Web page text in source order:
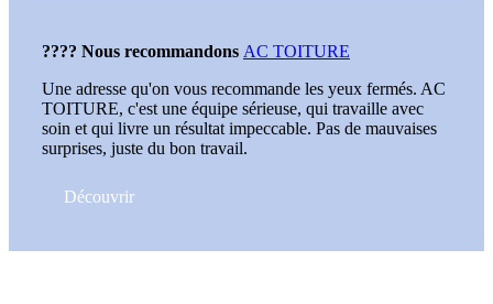
???? Nous recommandons AC TOITURE
Une adresse qu'on vous recommande les yeux fermés. AC
TOITURE, c'est une équipe sérieuse, qui travaille avec
soin et qui livre un résultat impeccable. Pas de mauvaises
surprises, juste du bon travail.
Découvrir